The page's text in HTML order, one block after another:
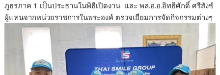
ภูธรภาค 1 เป็นประธานในพิธีเปิดงาน และ พล.อ.อ.อิทธิศักดิ์ ศรีสังข์
ผู้แทนจากหน่วยราชการในพระองค์ ตรวจเยี่ยมการจัดกิจกรรมต่างๆ